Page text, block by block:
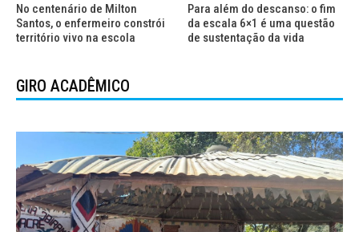
No centenário de Milton
Santos, o enfermeiro constrói
território vivo na escola
Para além do descanso: o fim
da escala 6×1 é uma questão
de sustentação da vida
GIRO ACADÊMICO